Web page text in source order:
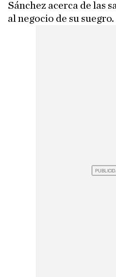
Sánchez acerca de las
al negocio de su suegro.